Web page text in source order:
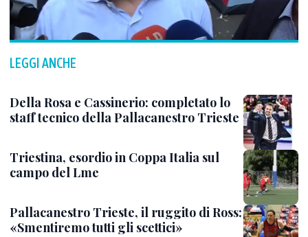
LEGGI ANCHE
Della Rosa e Cassinerio: completato lo
staff tecnico della Pallacanestro Trieste
Triestina, esordio in Coppa Italia sul
campo del Lme
Pallacanestro Trieste, il ruggito di Ross:
«Smentiremo tutti gli scettici»